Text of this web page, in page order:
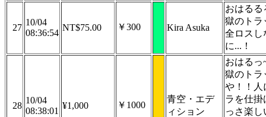
27
10/04
08:36:54
NT$75.00 ￥300 Kira Asuka
おはるる
獄のトラ
全ロスし
に...！
28
10/04
08:38:01
¥1,000 ￥1000
青空・エデ
ィション
おはるっ
獄のトラ
や！！人
ラを仕掛
っさ楽し